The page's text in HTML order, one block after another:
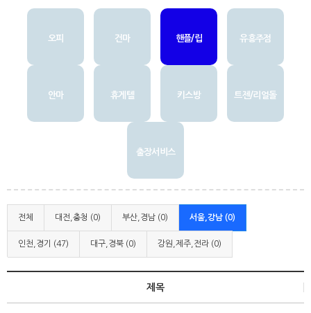
오피 건마 핸플/립 유흥주점
안마 휴게텔 키스방 트젠/리얼돌
출장서비스
전체 대전,충청 (0) 부산,경남 (0) 서울,강남 (0)
인천,경기 (47) 대구,경북 (0) 강원,제주,전라 (0)
제목